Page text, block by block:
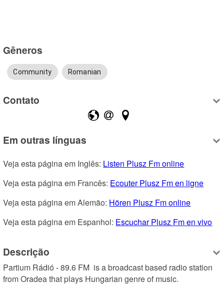
Gêneros
Community Romanian
Contato
Em outras línguas
Veja esta página em Inglês: Listen Plusz Fm online
Veja esta página em Francês: Ecouter Plusz Fm en ligne
Veja esta página em Alemão: Hören Plusz Fm online
Veja esta página em Espanhol: Escuchar Plusz Fm en vivo
Descrição
Partium Rádió - 89.6 FM  is a broadcast based radio station
from Oradea that plays Hungarian genre of music.